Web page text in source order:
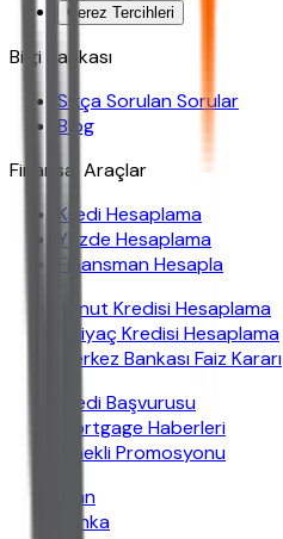
Çerez Tercihleri
Bilgi Bankası
Sıkça Sorulan Sorular
Blog
Finansal Araçlar
Kredi Hesaplama
Yüzde Hesaplama
Finansman Hesapla
Konut Kredisi Hesaplama
İhtiyaç Kredisi Hesaplama
Merkez Bankası Faiz Kararı
Kredi Başvurusu
Mortgage Haberleri
Emekli Promosyonu
İban
Banka